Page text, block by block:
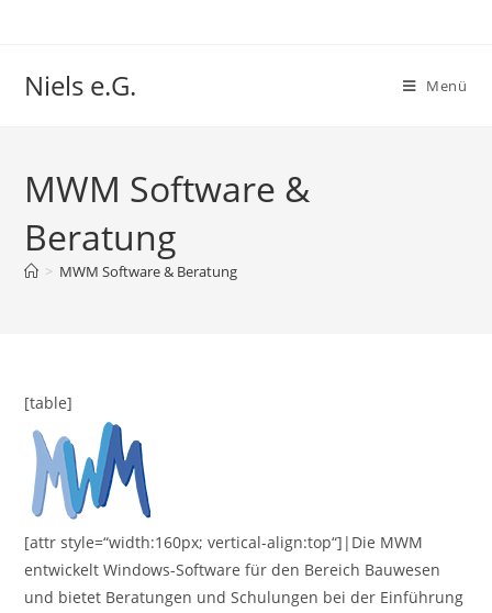
Niels e.G. Menü
MWM Software &
Beratung
> MWM Software & Beratung
[table]
[attr style=“width:160px; vertical-align:top“]|Die MWM
entwickelt Windows-Software für den Bereich Bauwesen
und bietet Beratungen und Schulungen bei der Einführung